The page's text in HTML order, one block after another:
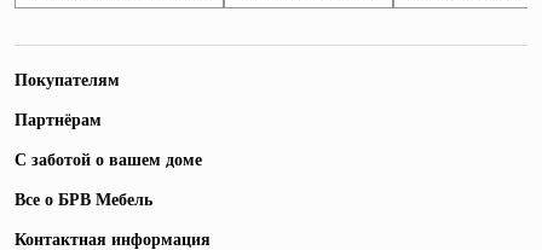
Покупателям
Партнёрам
С заботой о вашем доме
Все о БРВ Мебель
Контактная информация